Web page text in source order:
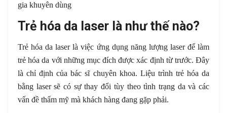
gia khuyên dùng
Trẻ hóa da laser là như thế nào?
Trẻ hóa da laser là việc ứng dụng năng lượng laser để làm
trẻ hóa da với những mục đích được xác định từ trước. Đây
là chỉ định của bác sĩ chuyên khoa. Liệu trình trẻ hóa da
bằng laser sẽ có sự thay đổi tùy theo tình trạng da và các
vấn đề thẩm mỹ mà khách hàng đang gặp phải.